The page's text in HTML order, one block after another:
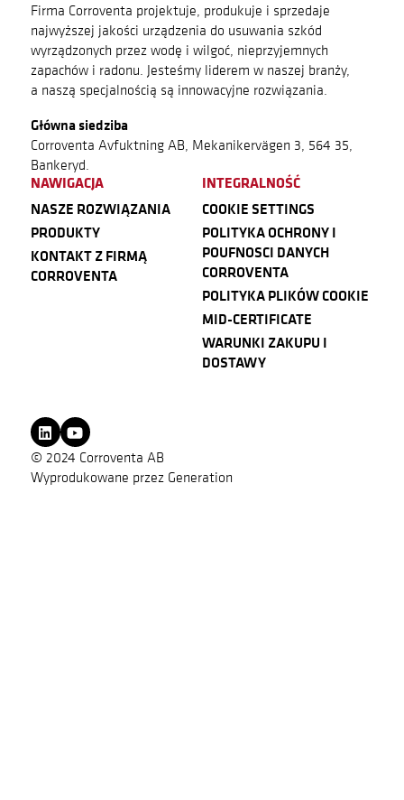
Firma Corroventa projektuje, produkuje i sprzedaje
najwyższej jakości urządzenia do usuwania szkód
wyrządzonych przez wodę i wilgoć, nieprzyjemnych
zapachów i radonu. Jesteśmy liderem w naszej branży,
a naszą specjalnością są innowacyjne rozwiązania.
Główna siedziba
Corroventa Avfuktning AB, Mekanikervägen 3, 564 35,
Bankeryd.
NAWIGACJA
NASZE ROZWIĄZANIA
PRODUKTY
KONTAKT Z FIRMĄ
CORROVENTA
INTEGRALNOŚĆ
COOKIE SETTINGS
POLITYKA OCHRONY I
POUFNOSCI DANYCH
CORROVENTA
POLITYKA PLIKÓW COOKIE
MID-CERTIFICATE
WARUNKI ZAKUPU I
DOSTAWY
© 2024 Corroventa AB
Wyprodukowane przez Generation